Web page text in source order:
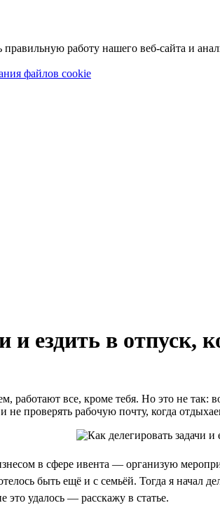
работу нашего веб-сайта и
файлов cookie
и ездить в отпуск,
работают все, кроме тебя. Но это не так:
не проверять рабочую почту, когда
в сфере ивента — организую
быть ещё и с семьёй. Тогда я начал
это удалось — расскажу в статье.